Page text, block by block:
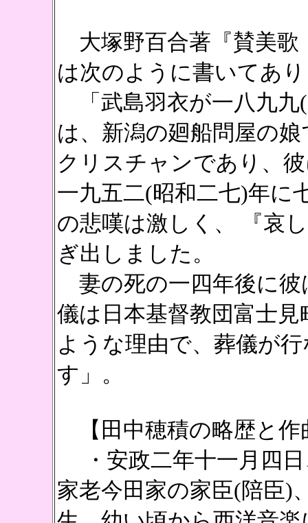
大塚野百合著『賛美歌
は次のように書いてあ
「武島羽衣が一八九九
は、新潟の廻船問屋の
クリスチャンであり、
一九五二(昭和二七)年に
の悲嘆は激しく、 『哀
ぎ出しました。
妻の死の一四年後に彼
儀は日本基督教団富士
ような理由で、葬儀が
す」。
【 田中穂積の略歴と作
・安政二年十一月四日
家老今田家の家臣(陪臣)